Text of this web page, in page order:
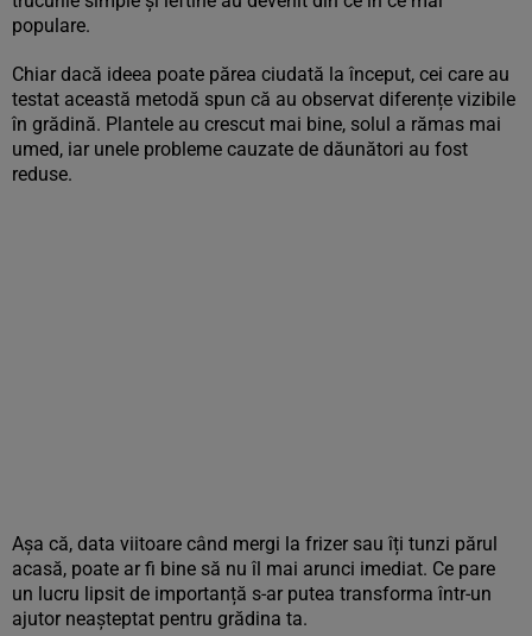
populare.
Chiar dacă ideea poate părea ciudată la început, cei care au
testat această metodă spun că au observat diferențe vizibile
în grădină. Plantele au crescut mai bine, solul a rămas mai
umed, iar unele probleme cauzate de dăunători au fost
reduse.
Așa că, data viitoare când mergi la frizer sau îți tunzi părul
acasă, poate ar fi bine să nu îl mai arunci imediat. Ce pare
un lucru lipsit de importanță s-ar putea transforma într-un
ajutor neașteptat pentru grădina ta.